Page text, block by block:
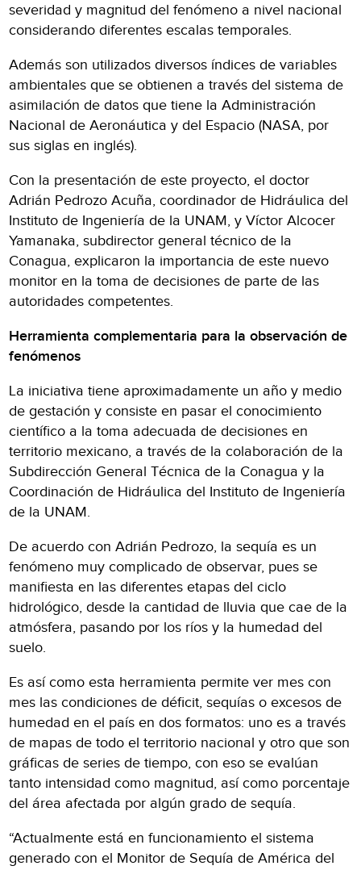
severidad y magnitud del fenómeno a nivel nacional
considerando diferentes escalas temporales.
Además son utilizados diversos índices de variables
ambientales que se obtienen a través del sistema de
asimilación de datos que tiene la Administración
Nacional de Aeronáutica y del Espacio (NASA, por
sus siglas en inglés).
Con la presentación de este proyecto, el doctor
Adrián Pedrozo Acuña, coordinador de Hidráulica del
Instituto de Ingeniería de la UNAM, y Víctor Alcocer
Yamanaka, subdirector general técnico de la
Conagua, explicaron la importancia de este nuevo
monitor en la toma de decisiones de parte de las
autoridades competentes.
Herramienta complementaria para la observación de
fenómenos
La iniciativa tiene aproximadamente un año y medio
de gestación y consiste en pasar el conocimiento
científico a la toma adecuada de decisiones en
territorio mexicano, a través de la colaboración de la
Subdirección General Técnica de la Conagua y la
Coordinación de Hidráulica del Instituto de Ingeniería
de la UNAM.
De acuerdo con Adrián Pedrozo, la sequía es un
fenómeno muy complicado de observar, pues se
manifiesta en las diferentes etapas del ciclo
hidrológico, desde la cantidad de lluvia que cae de la
atmósfera, pasando por los ríos y la humedad del
suelo.
Es así como esta herramienta permite ver mes con
mes las condiciones de déficit, sequías o excesos de
humedad en el país en dos formatos: uno es a través
de mapas de todo el territorio nacional y otro que son
gráficas de series de tiempo, con eso se evalúan
tanto intensidad como magnitud, así como porcentaje
del área afectada por algún grado de sequía.
“Actualmente está en funcionamiento el sistema
generado con el Monitor de Sequía de América del